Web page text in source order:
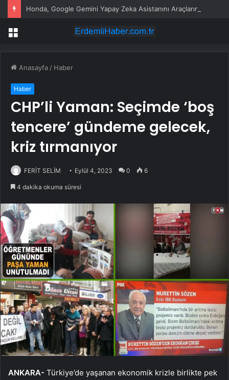
Menü
Anasayfa / Haber
Haber
CHP’li Yaman: Seçimde ‘boş
tencere’ gündeme gelecek,
kriz tırmanıyor
FERİT SELİM Eylül 4, 2023 0 6
4 dakika okuma süresi
ANKARA- Türkiye’de yaşanan ekonomik krizle birlikte pek